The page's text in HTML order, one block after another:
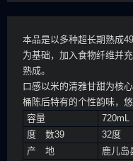
本品是以多种超长期熟成
为基础，加入食物纤维并
熟成。
口感以米的清雅甘甜为核
桶陈后特有的个性韵味，
容量
720mL
度 数39
32度
产 地
鹿儿岛